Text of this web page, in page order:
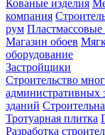
Кованые изделия
компания
рум Пластмассовые
Магазин обоев
оборудование
Застройщики
Строительство
административных
зданий
Тротуарная плитка
Разработка